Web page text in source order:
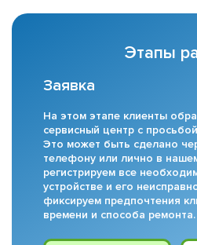
Этапы
Заявка
На этом этапе клиенты
сервисный центр с
Это может быть сделано
телефону или лично в
регистрируем все
устройстве и его
фиксируем предпочтения
времени и способа ремонта.